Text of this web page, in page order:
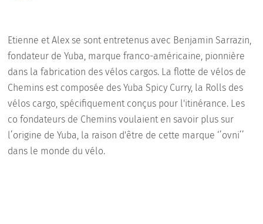
Etienne et Alex se sont entretenus avec Benjamin Sarrazin,
fondateur de Yuba, marque franco-américaine, pionnière
dans la fabrication des vélos cargos. La flotte de vélos de
Chemins est composée des Yuba Spicy Curry, la Rolls des
vélos cargo, spécifiquement conçus pour l'itinérance. Les
co fondateurs de Chemins voulaient en savoir plus sur
l’origine de Yuba, la raison d'être de cette marque ‘’ovni’’
dans le monde du vélo.